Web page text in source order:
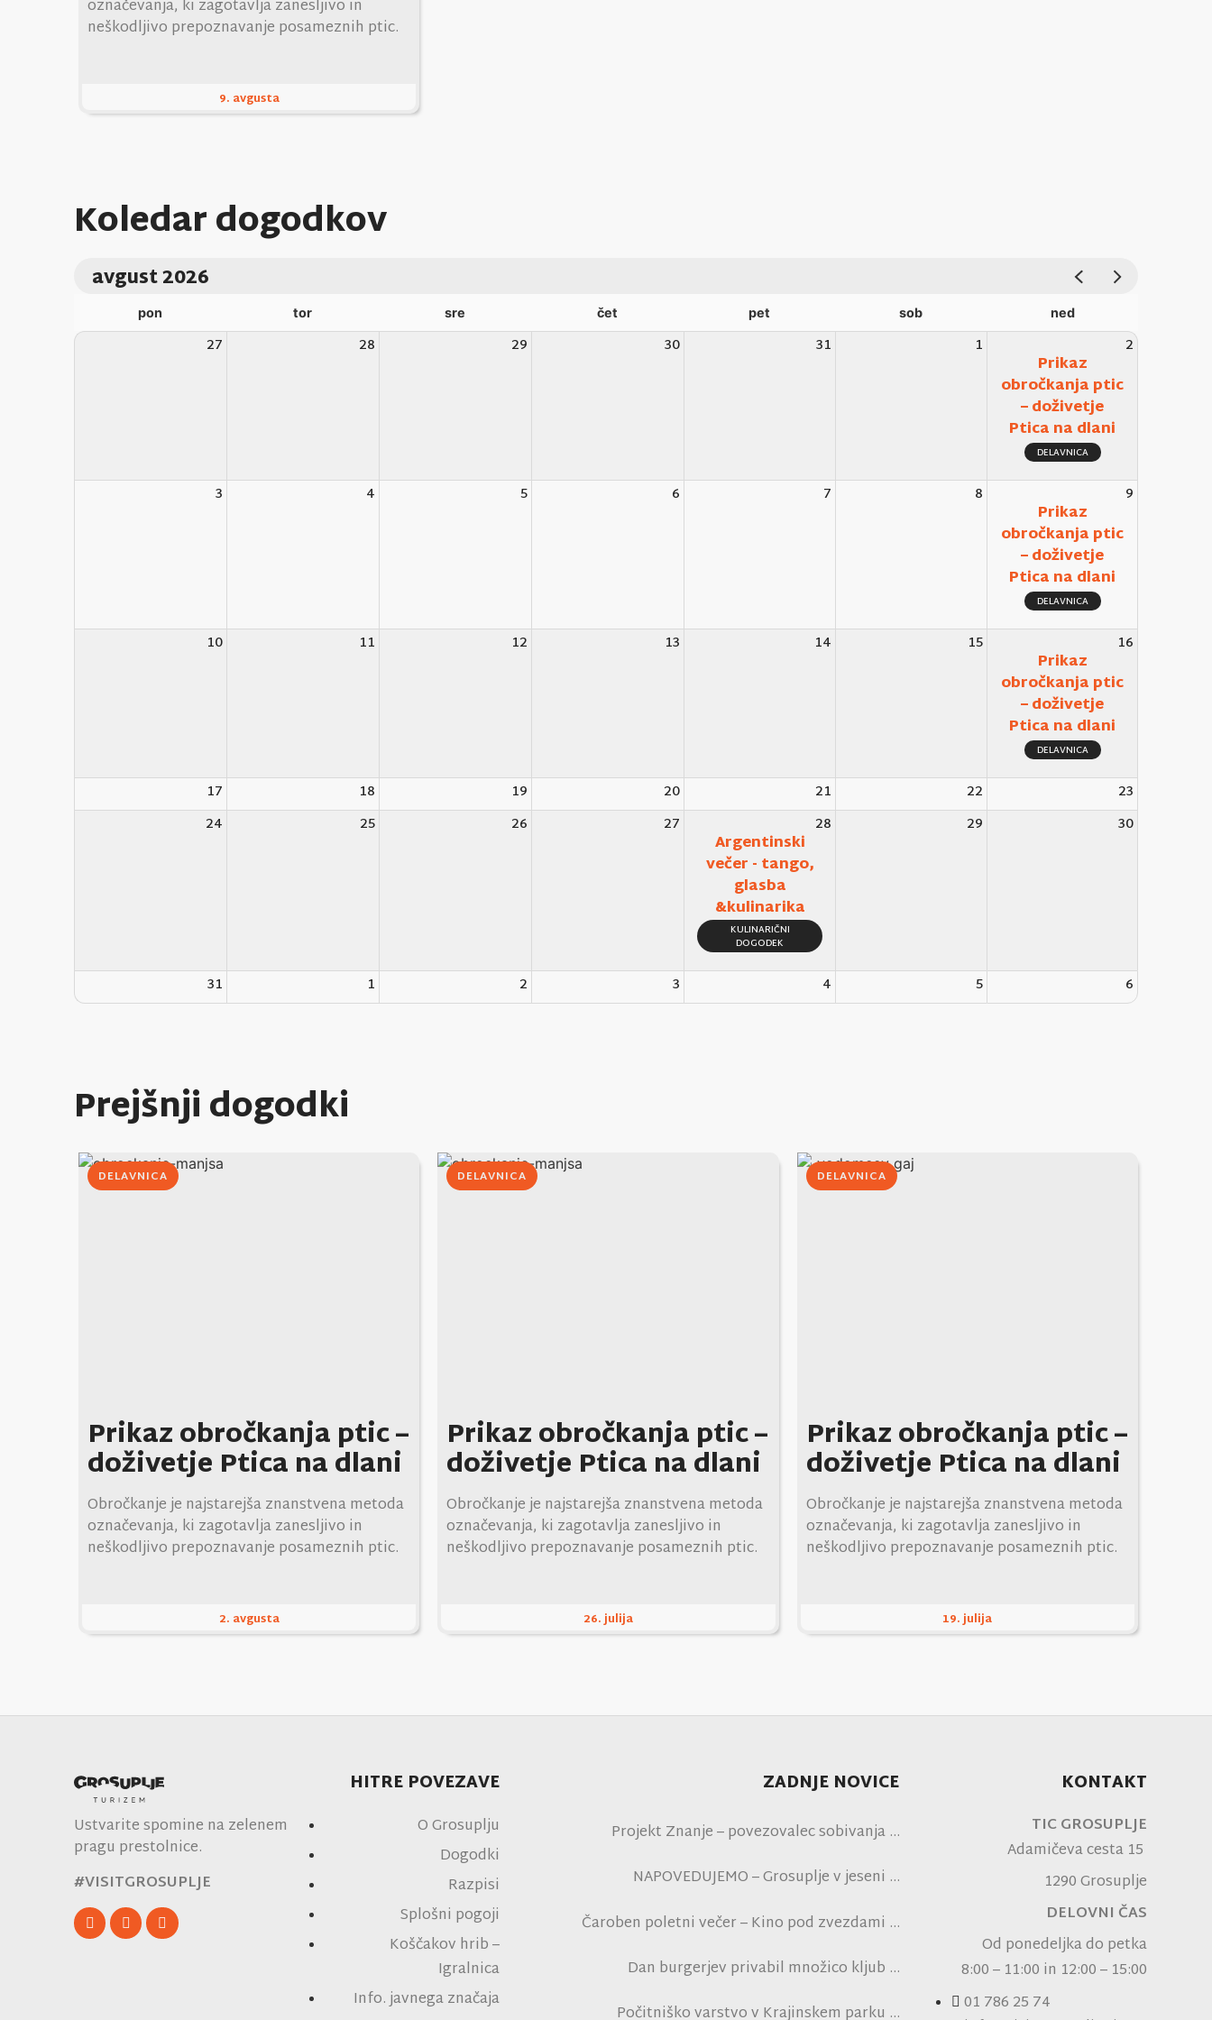
označevanja, ki zagotavlja zanesljivo in
neškodljivo prepoznavanje posameznih ptic.
9. avgusta
Koledar dogodkov
avgust 2026
pon tor sre čet pet sob ned
27 28 29 30 31 1 2
Prikaz
obročkanja ptic
– doživetje
Ptica na dlani
DELAVNICA
3 4 5 6 7 8 9
Prikaz
obročkanja ptic
– doživetje
Ptica na dlani
DELAVNICA
10 11 12 13 14 15 16
Prikaz
obročkanja ptic
– doživetje
Ptica na dlani
DELAVNICA
17 18 19 20 21 22
23
24
25 26 27 28
Argentinski
večer - tango,
glasba
&kulinarika
KULINARIČNI
DOGODEK
29 30
31 1 2 3 4 5 6
Prejšnji dogodki
DELAVNICA
Prikaz obročkanja ptic –
doživetje Ptica na dlani
Obročkanje je najstarejša znanstvena metoda
označevanja, ki zagotavlja zanesljivo in
neškodljivo prepoznavanje posameznih ptic.
2. avgusta
DELAVNICA
Prikaz obročkanja ptic –
doživetje Ptica na dlani
Obročkanje je najstarejša znanstvena metoda
označevanja, ki zagotavlja zanesljivo in
neškodljivo prepoznavanje posameznih ptic.
26. julija
DELAVNICA
Prikaz obročkanja ptic –
doživetje Ptica na dlani
Obročkanje je najstarejša znanstvena metoda
označevanja, ki zagotavlja zanesljivo in
neškodljivo prepoznavanje posameznih ptic.
19. julija
Ustvarite spomine na zelenem
pragu prestolnice.
#VISITGROSUPLJE
HITRE POVEZAVE
O Grosuplju
Dogodki
Razpisi
Splošni pogoji
Koščakov hrib –
Igralnica
Info. javnega značaja
ZADNJE NOVICE
Projekt Znanje – povezovalec sobivanja
NAPOVEDUJEMO – Grosuplje v jeseni
Čaroben poletni večer – Kino pod zvezdami
Dan burgerjev privabil množico kljub
Počitniško varstvo v Krajinskem parku
KONTAKT
TIC GROSUPLJE
Adamičeva cesta 15
1290 Grosuplje
DELOVNI ČAS
Od ponedeljka do petka
8:00 – 11:00 in 12:00 – 15:00
01 786 25 74